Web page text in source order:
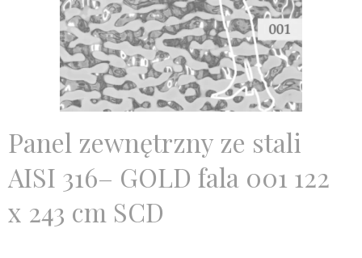
Panel zewnętrzny ze stali
AISI 316– GOLD fala 001 122
x 243 cm SCD